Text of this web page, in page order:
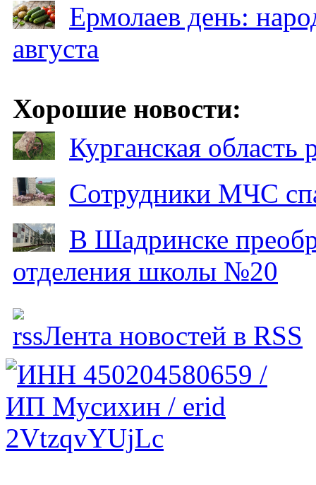
Ермолаев день:
августа
Хорошие новости:
Курганская
Сотрудники МЧС
В Шадринске
отделения школы №20
Лента новостей в RSS